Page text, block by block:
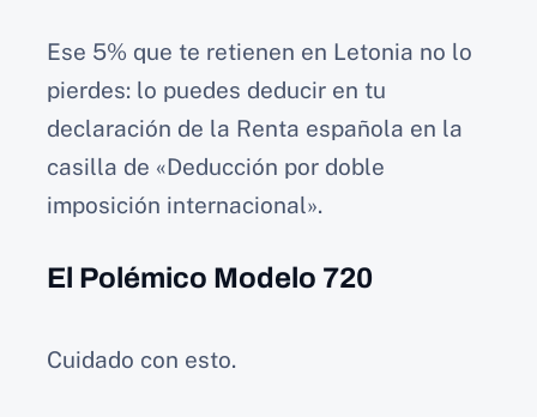
Ese 5% que te retienen en Letonia no lo
pierdes: lo puedes deducir en tu
declaración de la Renta española en la
casilla de «Deducción por doble
imposición internacional».
El Polémico Modelo 720
Cuidado con esto.